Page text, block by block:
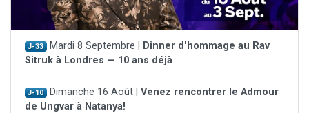
J-33 Mardi 8 Septembre |
Dinner d'hommage au Rav
Sitruk à Londres — 10 ans déjà
J-10 Dimanche 16 Août | Venez rencontrer le Admour
de Ungvar à Natanya!